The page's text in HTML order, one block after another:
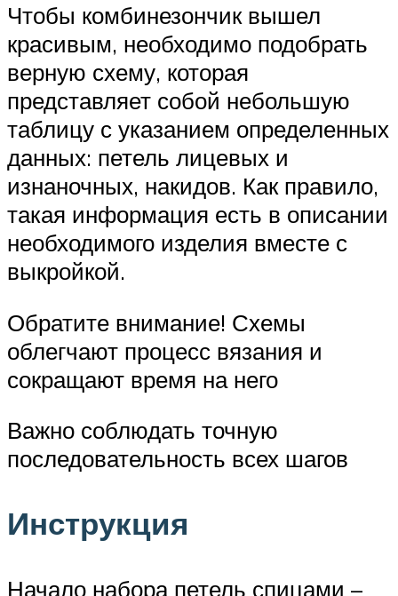
Чтобы комбинезончик вышел
красивым, необходимо подобрать
верную схему, которая
представляет собой небольшую
таблицу с указанием определенных
данных: петель лицевых и
изнаночных, накидов. Как правило,
такая информация есть в описании
необходимого изделия вместе с
выкройкой.
Обратите внимание! Схемы
облегчают процесс вязания и
сокращают время на него
Важно соблюдать точную
последовательность всех шагов
Инструкция
Начало набора петель спицами –